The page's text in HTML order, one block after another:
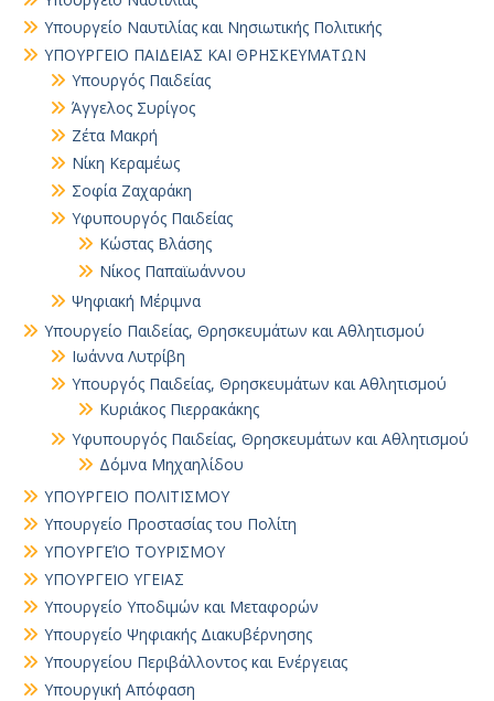
Υπουργείο Ναυτιλίας και Νησιωτικής Πολιτικής
ΥΠΟΥΡΓΕΙΟ ΠΑΙΔΕΙΑΣ ΚΑΙ ΘΡΗΣΚΕΥΜΑΤΩΝ
Yπουργός Παιδείας
Άγγελος Συρίγος
Ζέτα Μακρή
Νίκη Κεραμέως
Σοφία Ζαχαράκη
Υφυπουργός Παιδείας
Κώστας Βλάσης
Νίκος Παπαϊωάννου
Ψηφιακή Μέριμνα
Υπουργείο Παιδείας, Θρησκευμάτων και Αθλητισμού
Ιωάννα Λυτρίβη
Υπουργός Παιδείας, Θρησκευμάτων και Αθλητισμού
Κυριάκος Πιερρακάκης
Υφυπουργός Παιδείας, Θρησκευμάτων και Αθλητισμού
Δόμνα Μηχαηλίδου
ΥΠΟΥΡΓΕΙΟ ΠΟΛΙΤΙΣΜΟΥ
Υπουργείο Προστασίας του Πολίτη
ΥΠΟΥΡΓΕΊΟ ΤΟΥΡΙΣΜΟΥ
ΥΠΟΥΡΓΕΙΟ ΥΓΕΙΑΣ
Υπουργείο Υποδιμών και Μεταφορών
Υπουργείο Ψηφιακής Διακυβέρνησης
Υπουργείου Περιβάλλοντος και Ενέργειας
Υπουργική Απόφαση